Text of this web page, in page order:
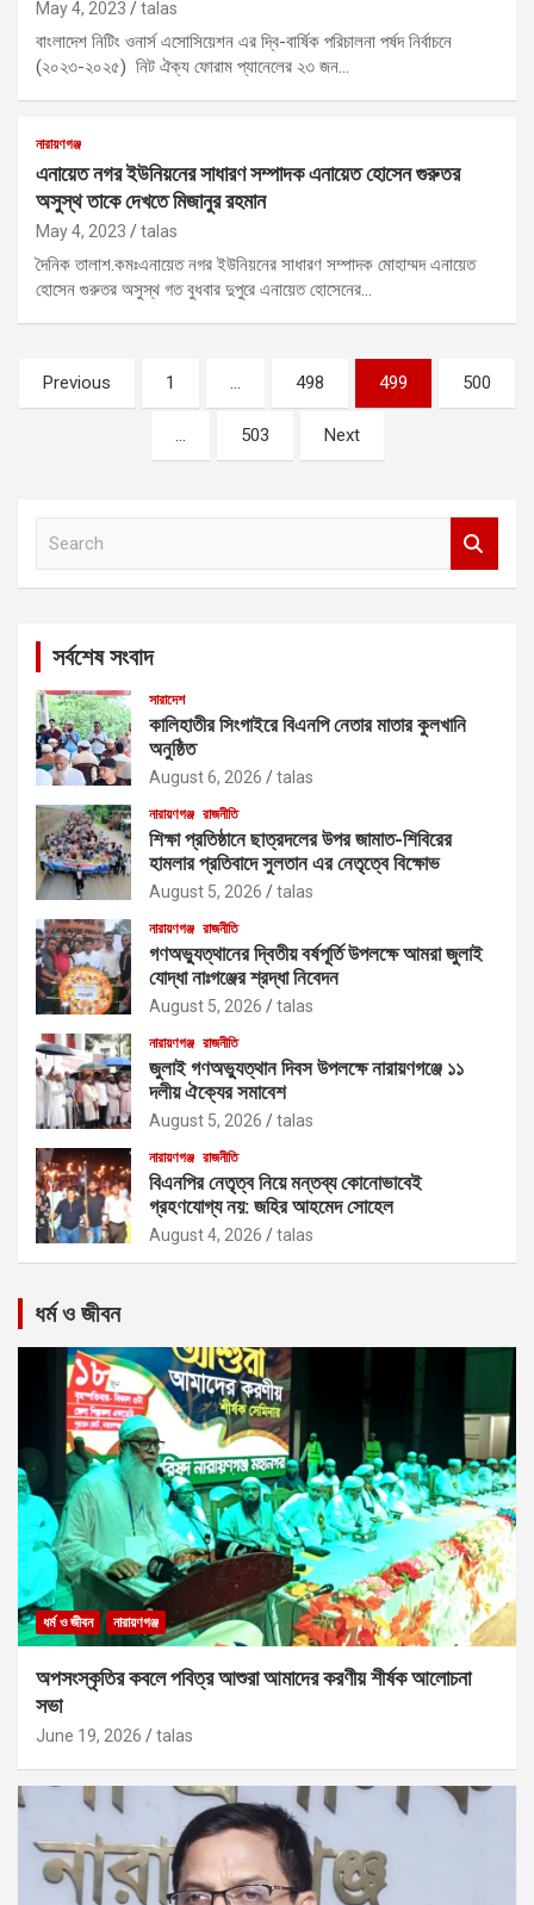
May 4, 2023 talas
বাংলাদেশ নিটিং ওনার্স এসোসিয়েশন এর দ্বি-বার্ষিক পরিচালনা পর্ষদ নির্বাচনে
(২০২৩-২০২৫) নিট ঐক্য ফোরাম প্যানেলের ২৩ জন…
নারায়ণগঞ্জ
এনায়েত নগর ইউনিয়নের সাধারণ সম্পাদক এনায়েত হোসেন গুরুতর
অসুস্থ তাকে দেখতে মিজানুর রহমান
May 4, 2023 talas
দৈনিক তালাশ.কমঃএনায়েত নগর ইউনিয়নের সাধারণ সম্পাদক মোহাম্মদ এনায়েত
হোসেন গুরুতর অসুস্থ গত বুধবার দুপুরে এনায়েত হোসেনের…
Posts
pagination
Previous 1 … 498 499 500
… 503 Next
সর্বশেষ সংবাদ
সারাদেশ
কালিহাতীর সিংগাইরে বিএনপি নেতার মাতার কুলখানি
অনুষ্ঠিত
August 6, 2026 talas
নারায়ণগঞ্জ রাজনীতি
শিক্ষা প্রতিষ্ঠানে ছাত্রদলের উপর জামাত-শিবিরের
হামলার প্রতিবাদে সুলতান এর নেতৃত্বে বিক্ষোভ
August 5, 2026 talas
নারায়ণগঞ্জ রাজনীতি
গণঅভ্যুত্থানের দ্বিতীয় বর্ষপূর্তি উপলক্ষে আমরা জুলাই
যোদ্ধা নাঃগঞ্জের শ্রদ্ধা নিবেদন
August 5, 2026 talas
নারায়ণগঞ্জ রাজনীতি
জুলাই গণঅভ্যুত্থান দিবস উপলক্ষে নারায়ণগঞ্জে ১১
দলীয় ঐক্যের সমাবেশ
August 5, 2026 talas
নারায়ণগঞ্জ রাজনীতি
বিএনপির নেতৃত্ব নিয়ে মন্তব্য কোনোভাবেই
গ্রহণযোগ্য নয়: জহির আহমেদ সোহেল
August 4, 2026 talas
ধর্ম ও জীবন
ধর্ম ও জীবন নারায়ণগঞ্জ
অপসংস্কৃতির কবলে পবিত্র আশুরা আমাদের করণীয় শীর্ষক আলোচনা
সভা
June 19, 2026 talas